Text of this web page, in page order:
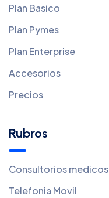
Plan Basico
Plan Pymes
Plan Enterprise
Accesorios
Precios
Rubros
Consultorios medicos
Telefonia Movil